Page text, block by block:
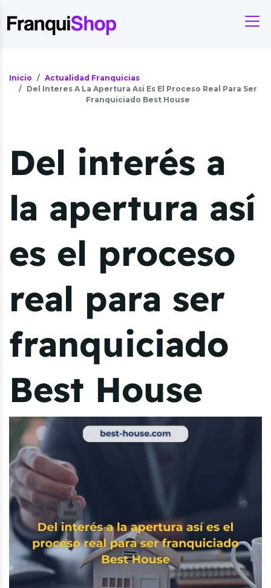
Inicio
Actualidad Franquicias
Del Interes A La Apertura Asi Es El Proceso Real Para Ser
Franquiciado Best House
Del interés a
la apertura así
es el proceso
real para ser
franquiciado
Best House